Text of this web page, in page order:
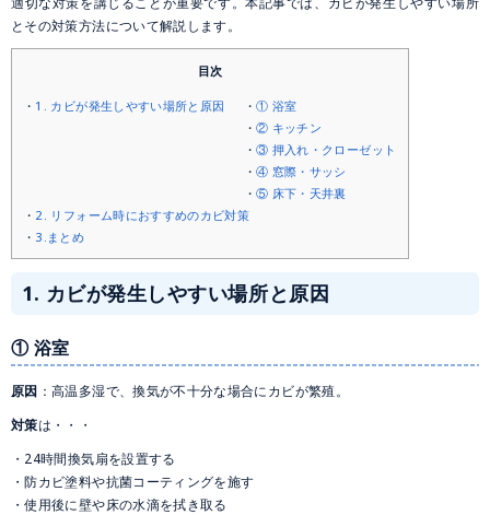
とその対策方法について解説します。
目次
1. カビが発生しやすい場所と原因
① 浴室
② キッチン
③ 押入れ・クローゼット
④ 窓際・サッシ
⑤ 床下・天井裏
2. リフォーム時におすすめのカビ対策
3.まとめ
1. カビが発生しやすい場所と原因
① 浴室
原因 ：高温多湿で、換気が不十分な場合にカビが繁殖。
対策は・・・
24時間換気扇を設置する
防カビ塗料や抗菌コーティングを施す
使用後に壁や床の水滴を拭き取る